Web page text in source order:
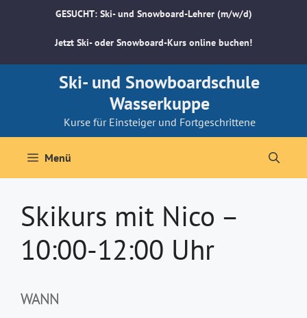
GESUCHT: Ski- und Snowboard-Lehrer (m/w/d)
Jetzt Ski- oder Snowboard-Kurs online buchen!
Ski- und Snowboardschule
Wasserkuppe
Kurse für Einsteiger und Fortgeschrittene
Menü
Skikurs mit Nico –
10:00-12:00 Uhr
WANN